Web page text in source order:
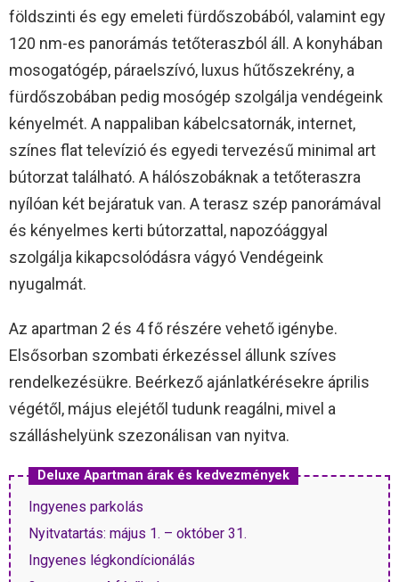
földszinti és egy emeleti fürdőszobából, valamint egy
120 nm-es panorámás tetőteraszból áll. A konyhában
mosogatógép, páraelszívó, luxus hűtőszekrény, a
fürdőszobában pedig mosógép szolgálja vendégeink
kényelmét. A nappaliban kábelcsatornák, internet,
színes flat televízió és egyedi tervezésű minimal art
bútorzat található. A hálószobáknak a tetőteraszra
nyílóan két bejáratuk van. A terasz szép panorámával
és kényelmes kerti bútorzattal, napozóággyal
szolgálja kikapcsolódásra vágyó Vendégeink
nyugalmát.
Az apartman 2 és 4 fő részére vehető igénybe.
Elsősorban szombati érkezéssel állunk szíves
rendelkezésükre. Beérkező ajánlatkérésekre április
végétől, május elejétől tudunk reagálni, mivel a
szálláshelyünk szezonálisan van nyitva.
Deluxe Apartman árak és kedvezmények
Ingyenes parkolás
Nyitvatartás: május 1. – október 31.
Ingyenes légkondícionálás